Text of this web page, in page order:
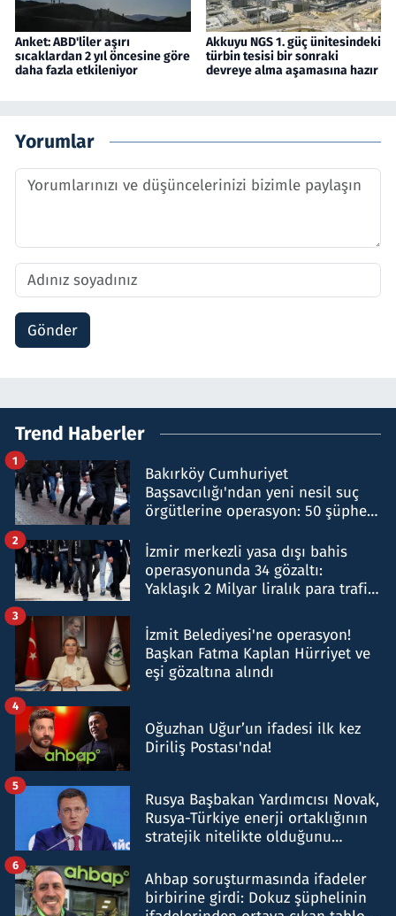
Anket: ABD'liler aşırı
sıcaklardan 2 yıl öncesine göre
daha fazla etkileniyor
Akkuyu NGS 1. güç ünitesindeki
türbin tesisi bir sonraki
devreye alma aşamasına hazır
Yorumlar
Gönder
Trend Haberler
Bakırköy Cumhuriyet
Başsavcılığı'ndan yeni nesil suç
örgütlerine operasyon: 50 şüpheli
1
İzmir merkezli yasa dışı bahis
operasyonunda 34 gözaltı:
Yaklaşık 2 Milyar liralık para trafiği
2
İzmit Belediyesi'ne operasyon!
Başkan Fatma Kaplan Hürriyet ve
eşi gözaltına alındı
3
Oğuzhan Uğur’un ifadesi ilk kez
Diriliş Postası'nda!
4
Rusya Başbakan Yardımcısı Novak,
Rusya-Türkiye enerji ortaklığının
stratejik nitelikte olduğunu
5
Ahbap soruşturmasında ifadeler
birbirine girdi: Dokuz şüphelinin
6